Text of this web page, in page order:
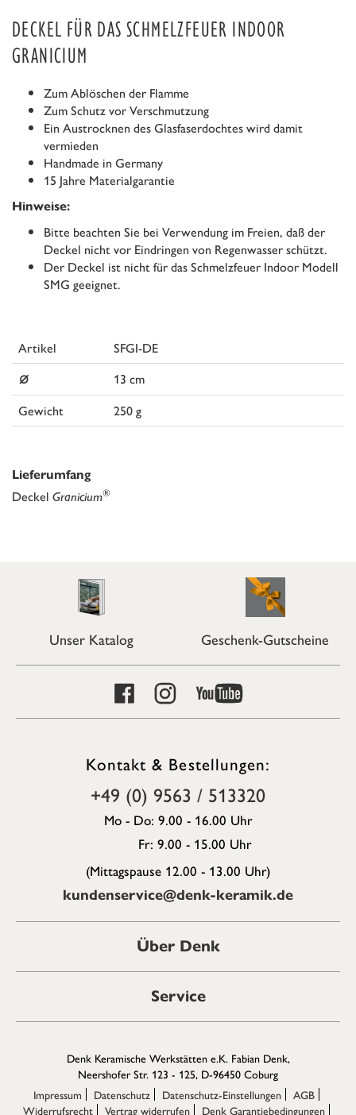
DECKEL FÜR DAS SCHMELZFEUER INDOOR
GRANICIUM
Zum Ablöschen der Flamme
Zum Schutz vor Verschmutzung
Ein Austrocknen des Glasfaserdochtes wird damit
vermieden
Handmade in Germany
15 Jahre Materialgarantie
Hinweise:
Bitte beachten Sie bei Verwendung im Freien, daß der
Deckel nicht vor Eindringen von Regenwasser schützt.
Der Deckel ist nicht für das Schmelzfeuer Indoor Modell
SMG geeignet.
Artikel SFGI-DE
⌀
13 cm
Gewicht
250 g
Lieferumfang
Deckel Granicium®
Unser Katalog Geschenk-Gutscheine
Kontakt & Bestellungen:
+49 (0) 9563 / 513320
Mo - Do: 9.00 - 16.00 Uhr
Fr: 9.00 - 15.00 Uhr
(Mittagspause 12.00 - 13.00 Uhr)
kundenservice@denk-keramik.de
Über Denk
Service
Denk Keramische Werkstätten e.K. Fabian Denk,
Neershofer Str. 123 - 125, D-96450 Coburg
Impressum
Datenschutz Datenschutz-Einstellungen
AGB
Widerrufsrecht
Vertrag widerrufen Denk Garantiebedingungen